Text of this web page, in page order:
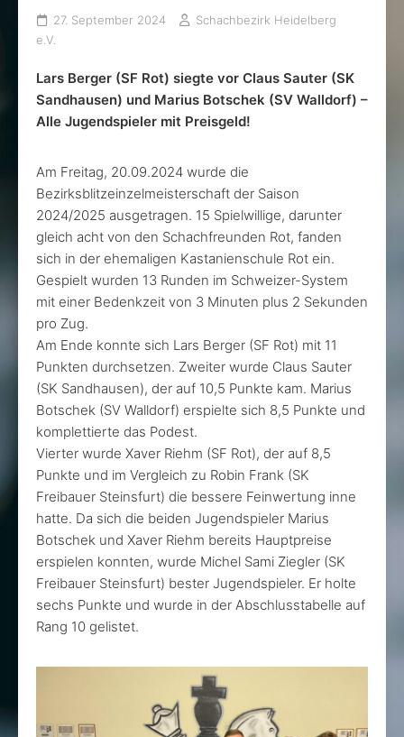
27. September 2024
Schachbezirk Heidelberg
e.V.
Lars Berger (SF Rot) siegte vor Claus Sauter (SK
Sandhausen) und Marius Botschek (SV Walldorf) –
Alle Jugendspieler mit Preisgeld!
Am Freitag, 20.09.2024 wurde die
Bezirksblitzeinzelmeisterschaft der Saison
2024/2025 ausgetragen. 15 Spielwillige, darunter
gleich acht von den Schachfreunden Rot, fanden
sich in der ehemaligen Kastanienschule Rot ein.
Gespielt wurden 13 Runden im Schweizer-System
mit einer Bedenkzeit von 3 Minuten plus 2 Sekunden
pro Zug.
Am Ende konnte sich Lars Berger (SF Rot) mit 11
Punkten durchsetzen. Zweiter wurde Claus Sauter
(SK Sandhausen), der auf 10,5 Punkte kam. Marius
Botschek (SV Walldorf) erspielte sich 8,5 Punkte und
komplettierte das Podest.
Vierter wurde Xaver Riehm (SF Rot), der auf 8,5
Punkte und im Vergleich zu Robin Frank (SK
Freibauer Steinsfurt) die bessere Feinwertung inne
hatte. Da sich die beiden Jugendspieler Marius
Botschek und Xaver Riehm bereits Hauptpreise
erspielen konnten, wurde Michel Sami Ziegler (SK
Freibauer Steinsfurt) bester Jugendspieler. Er holte
sechs Punkte und wurde in der Abschlusstabelle auf
Rang 10 gelistet.